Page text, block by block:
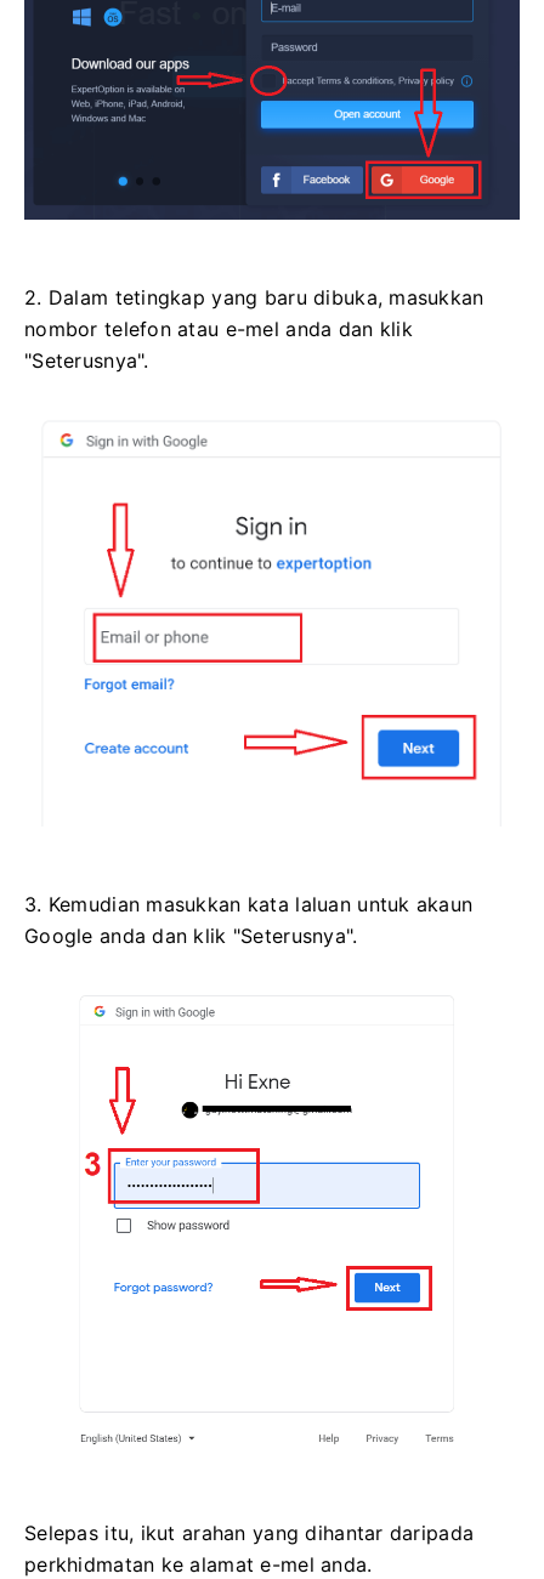
2. Dalam tetingkap yang baru dibuka, masukkan
nombor telefon atau e-mel anda dan klik
"Seterusnya".
3. Kemudian masukkan kata laluan untuk akaun
Google anda dan klik "Seterusnya".
Selepas itu, ikut arahan yang dihantar daripada
perkhidmatan ke alamat e-mel anda.